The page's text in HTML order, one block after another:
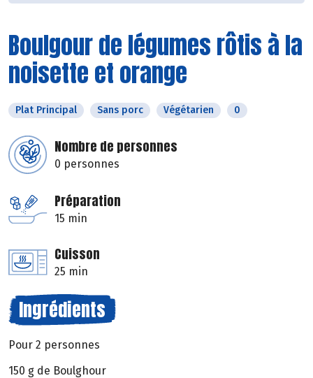
Boulgour de légumes rôtis à la
noisette et orange
Plat Principal Sans porc Végétarien 0
Nombre de personnes
0 personnes
Préparation
15 min
Cuisson
25 min
Ingrédients
Pour 2 personnes
150 g de Boulghour